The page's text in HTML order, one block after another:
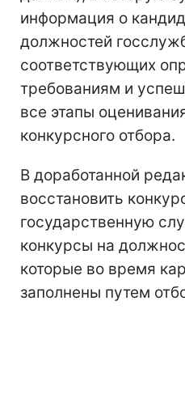
информация о
должностей
соответствующих
требованиям и
все этапы
конкурсного отбора.
В доработанной
восстановить
государственную
конкурсы на
которые во время
заполнены путем